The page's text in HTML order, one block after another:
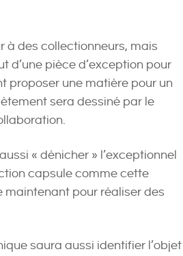
à des collectionneurs, mais
d’une pièce d’exception pour
proposer une matière pour un
sera dessiné par le
« dénicher » l’exceptionnel
capsule comme cette
maintenant pour réaliser des
saura aussi identifier l’objet